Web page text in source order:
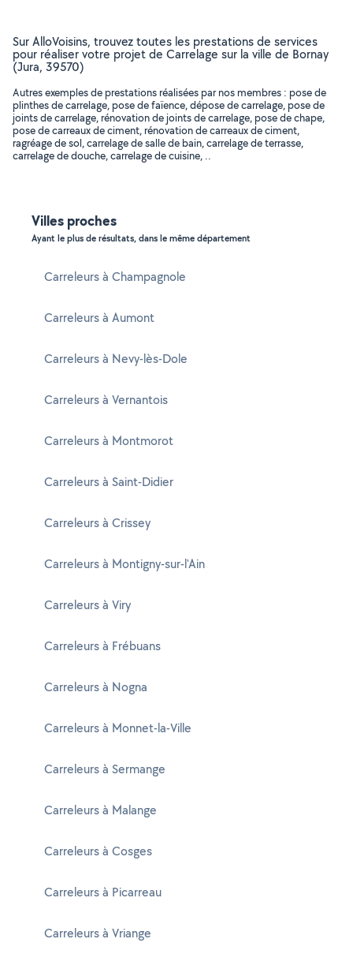
Sur AlloVoisins, trouvez toutes les prestations de services
pour réaliser votre projet de Carrelage sur la ville de Bornay
(Jura, 39570)
Autres exemples de prestations réalisées par nos membres : pose de
plinthes de carrelage, pose de faïence, dépose de carrelage, pose de
joints de carrelage, rénovation de joints de carrelage, pose de chape,
pose de carreaux de ciment, rénovation de carreaux de ciment,
ragréage de sol, carrelage de salle de bain, carrelage de terrasse,
carrelage de douche, carrelage de cuisine, ..
Villes proches
Ayant le plus de résultats, dans le même département
Carreleurs à Champagnole
Carreleurs à Aumont
Carreleurs à Nevy-lès-Dole
Carreleurs à Vernantois
Carreleurs à Montmorot
Carreleurs à Saint-Didier
Carreleurs à Crissey
Carreleurs à Montigny-sur-l'Ain
Carreleurs à Viry
Carreleurs à Frébuans
Carreleurs à Nogna
Carreleurs à Monnet-la-Ville
Carreleurs à Sermange
Carreleurs à Malange
Carreleurs à Cosges
Carreleurs à Picarreau
Carreleurs à Vriange